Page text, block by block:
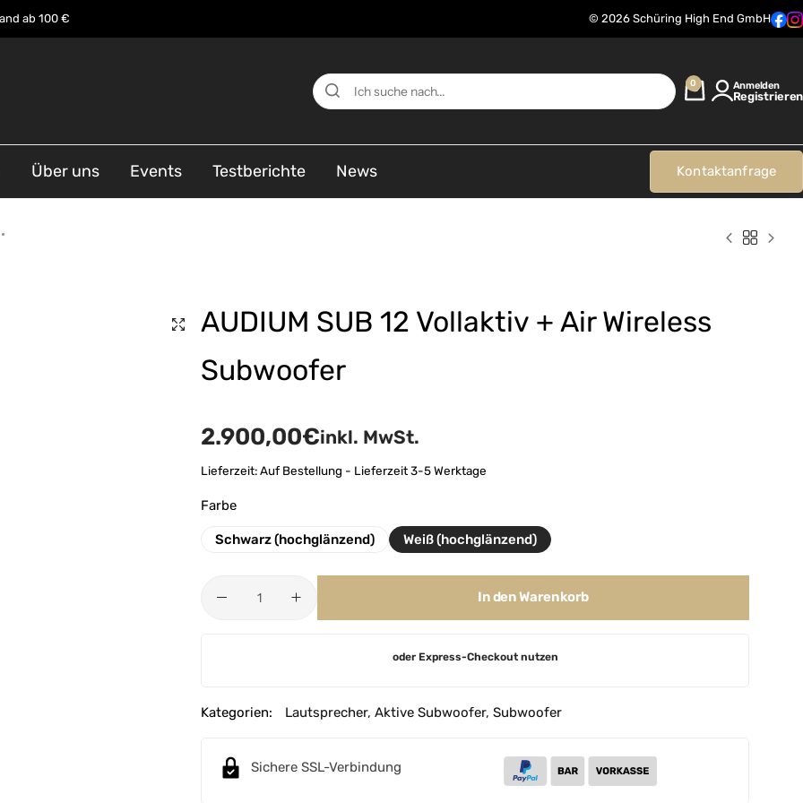
ab 100 € © 2026 Schüring High End GmbH
0 Anmelden
Registrieren
Über uns Events Testberichte News Kontaktanfrage
AUDIUM SUB 12 Vollaktiv + Air Wireless
Subwoofer
2.900,00€inkl. MwSt.
Lieferzeit:Auf Bestellung - Lieferzeit 3-5 Werktage
Farbe
Schwarz (hochglänzend) Weiß (hochglänzend)
In den Warenkorb
e
oder Express-Checkout nutzen
Kategorien: Lautsprecher, Aktive Subwoofer, Subwoofer
Sichere SSL-Verbindung